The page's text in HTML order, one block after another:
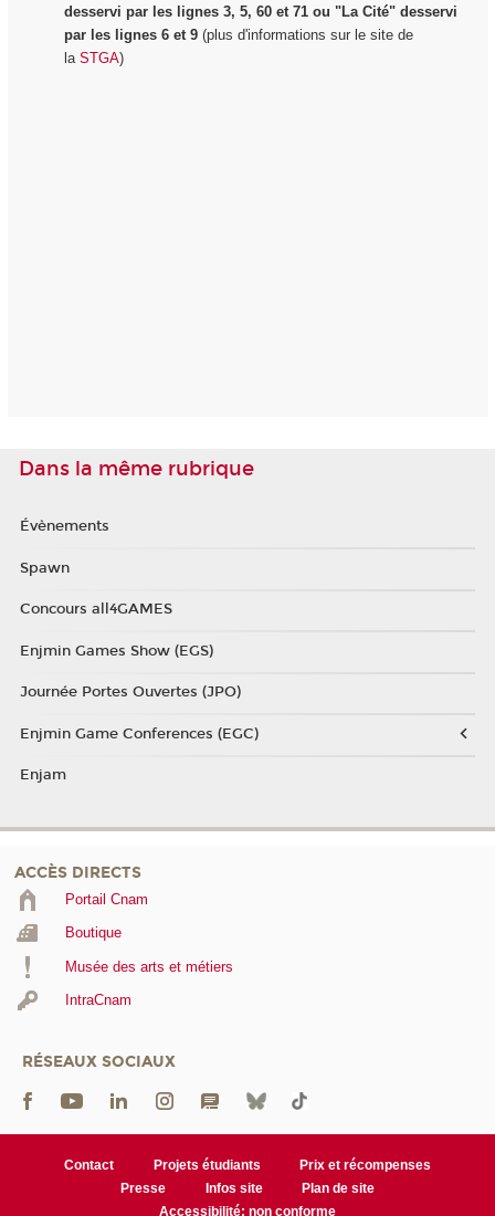
desservi par les lignes 3, 5, 60 et 71 ou "La Cité" desservi
par les lignes 6 et 9 (plus d'informations sur le site de
la STGA)
Dans la même rubrique
Évènements
Spawn
Concours all4GAMES
Enjmin Games Show (EGS)
Journée Portes Ouvertes (JPO)
Enjmin Game Conferences (EGC)
Enjam
ACCÈS DIRECTS
Portail Cnam
Boutique
Musée des arts et métiers
IntraCnam
RÉSEAUX SOCIAUX
Contact Projets étudiants
Prix et récompenses
Presse
Infos site
Plan de site
Accessibilité: non conforme